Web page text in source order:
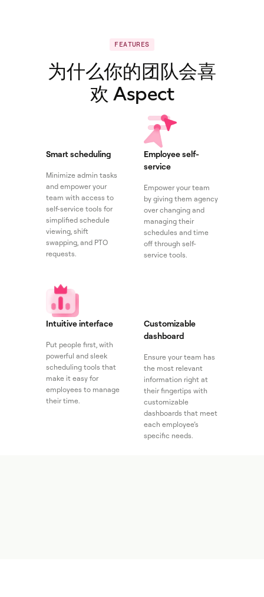
FEATURES
为什么你的团队会喜
欢 Aspect
Smart scheduling
Minimize admin tasks
and empower your
team with access to
self-service tools for
simplified schedule
viewing, shift
swapping, and PTO
requests.
Employee self-
service
Empower your team
by giving them agency
over changing and
managing their
schedules and time
off through self-
service tools.
Intuitive interface
Put people first, with
powerful and sleek
scheduling tools that
make it easy for
employees to manage
their time.
Customizable
dashboard
Ensure your team has
the most relevant
information right at
their fingertips with
customizable
dashboards that meet
each employee’s
specific needs.